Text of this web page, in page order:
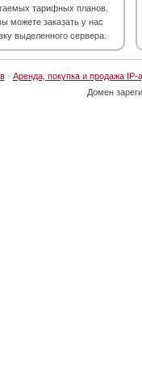
тарифных планов.
можете заказать у нас
выделенного сервера.
· Аренда, покупка и продажа IP-
Домен